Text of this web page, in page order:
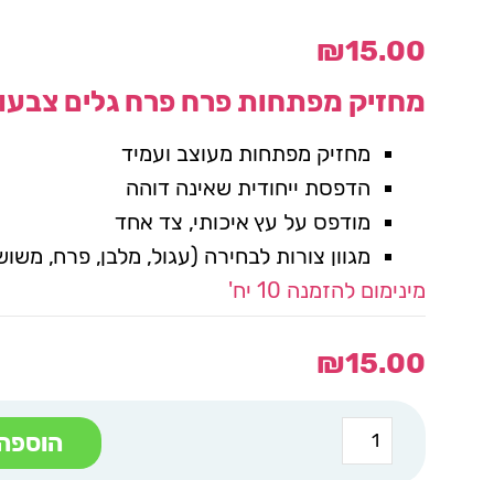
₪15.00
מחזיק מפתחות פרח פרח גלים
מחזיק מפתחות מעוצב ועמיד
הדפסת ייחודית שאינה דוהה
מודפס על עץ איכותי, צד אחד
מגוון צורות לבחירה (עגול, מלבן, פרח,
מינימום להזמנה 10 יח'
₪15.00
כמות
של
מחזיק